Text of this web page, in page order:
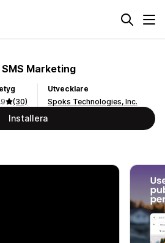
SMS Marketing
(30)
Utvecklare
Spoks Technologies, Inc.
Installera